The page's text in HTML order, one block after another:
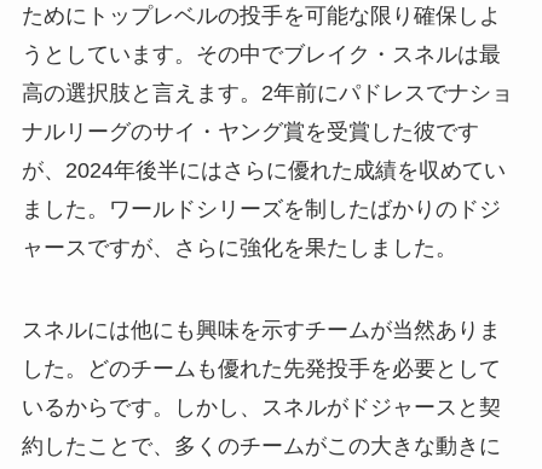
ためにトップレベルの投手を可能な限り確保しよ
うとしています。その中でブレイク・スネルは最
高の選択肢と言えます。2年前にパドレスでナショ
ナルリーグのサイ・ヤング賞を受賞した彼です
が、2024年後半にはさらに優れた成績を収めてい
ました。ワールドシリーズを制したばかりのドジ
ャースですが、さらに強化を果たしました。
スネルには他にも興味を示すチームが当然ありま
した。どのチームも優れた先発投手を必要として
いるからです。しかし、スネルがドジャースと契
約したことで、多くのチームがこの大きな動きに